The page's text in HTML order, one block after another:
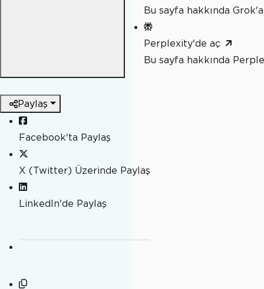
Bu sayfa hakkında
Perplexity'de aç
Bu sayfa hakkında
Paylaş
Facebook'ta Paylaş
X (Twitter) Üzerinde Paylaş
LinkedIn'de Paylaş